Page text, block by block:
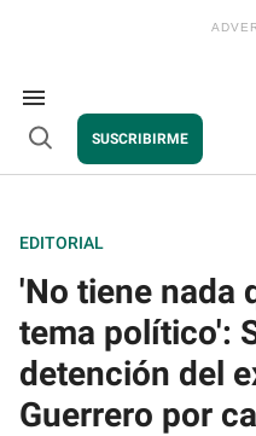
Search
&
Section
Navigation
Open
SUSCRIBIRME
EDITORIAL
'No tiene nada
tema político':
detención del
Guerrero por